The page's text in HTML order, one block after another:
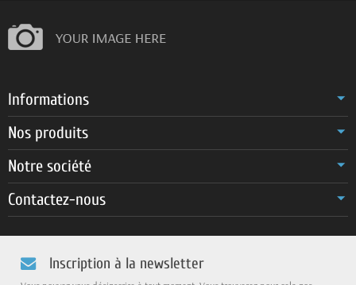
Informations
Nos produits
Notre société
Contactez-nous
Inscription à la newsletter